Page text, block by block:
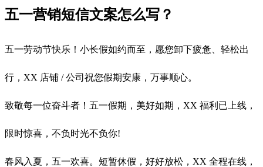
五一营销短信文案怎么写？
五一劳动节快乐！小长假如约而至，愿您卸下疲惫、轻松出
行，XX 店铺 / 公司祝您假期安康，万事顺心。
致敬每一位奋斗者！五一假期，美好如期，XX 福利已上线，
限时惊喜，不负时光不负你!
春风入夏，五一欢喜。短暂休假，好好放松，XX 全程在线，